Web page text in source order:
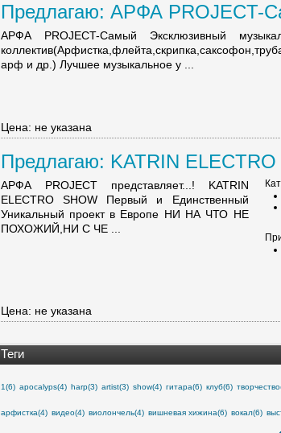
Предлагаю: АРФА PROJECT-
Эксклюзивны ...
АРФА PROJECT-Самый Эксклюзивный
арф и др.) Лучшее музыкальное у ...
Цена: не указана
Предлагаю: KATRIN
ЭлектроАрф ...
АРФА PROJECT представляет...! KATRIN
ELECTRO SHOW Первый и Единственный
Уникальный проект в Европе НИ НА ЧТО НЕ
ПОХОЖИЙ,НИ С ЧЕ ...
Цена: не указана
Теги
1(6) apocalyps(4) harp(3) artist(3) show(4) гитара(6) клуб(6)
арфистка(4) видео(4) виолончель(4) вишневая хижина(6) вокал(6)